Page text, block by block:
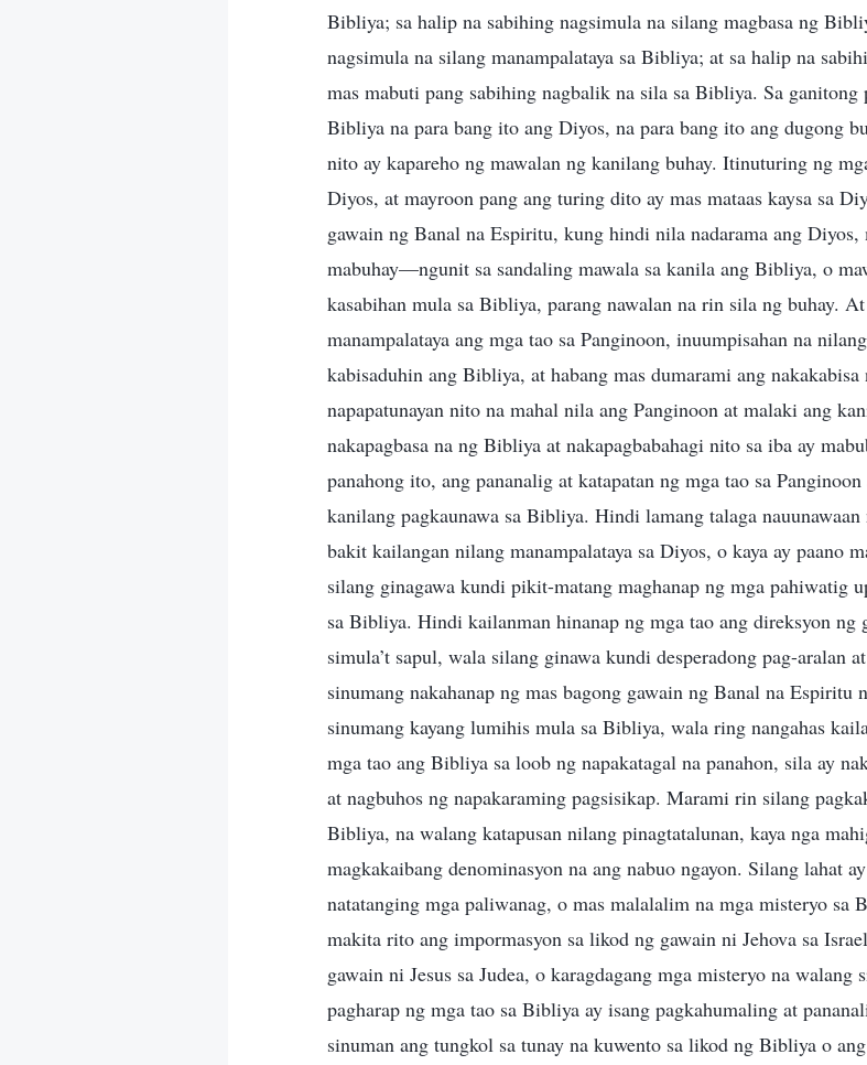
Bibliya; sa halip na sabihing nagsimula na silang magbasa ng
nagsimula na silang manampalataya sa Bibliya; at sa halip na
mas mabuti pang sabihing nagbalik na sila sa Bibliya. Sa ganitong
Bibliya na para bang ito ang Diyos, na para bang ito ang dugong
nito ay kapareho ng mawalan ng kanilang buhay. Itinuturing ng
Diyos, at mayroon pang ang turing dito ay mas mataas kaysa sa
gawain ng Banal na Espiritu, kung hindi nila nadarama ang
mabuhay—ngunit sa sandaling mawala sa kanila ang Bibliya, o
kasabihan mula sa Bibliya, parang nawalan na rin sila ng buhay.
manampalataya ang mga tao sa Panginoon, inuumpisahan na
kabisaduhin ang Bibliya, at habang mas dumarami ang
napapatunayan nito na mahal nila ang Panginoon at malaki ang
nakapagbasa na ng Bibliya at nakapagbabahagi nito sa iba ay
panahong ito, ang pananalig at katapatan ng mga tao sa
kanilang pagkaunawa sa Bibliya. Hindi lamang talaga
bakit kailangan nilang manampalataya sa Diyos, o kaya ay paano
silang ginagawa kundi pikit-matang maghanap ng mga pahiwatig
sa Bibliya. Hindi kailanman hinanap ng mga tao ang direksyon ng
simula’t sapul, wala silang ginawa kundi desperadong pag-aralan
sinumang nakahanap ng mas bagong gawain ng Banal na Espiritu
sinumang kayang lumihis mula sa Bibliya, wala ring nangahas
mga tao ang Bibliya sa loob ng napakatagal na panahon, sila ay
at nagbuhos ng napakaraming pagsisikap. Marami rin silang
Bibliya, na walang katapusan nilang pinagtatalunan, kaya nga
magkakaibang denominasyon na ang nabuo ngayon. Silang lahat
natatanging mga paliwanag, o mas malalalim na mga misteryo
makita rito ang impormasyon sa likod ng gawain ni Jehova sa
gawain ni Jesus sa Judea, o karagdagang mga misteryo na walang
pagharap ng mga tao sa Bibliya ay isang pagkahumaling at
sinuman ang tungkol sa tunay na kuwento sa likod ng Bibliya o